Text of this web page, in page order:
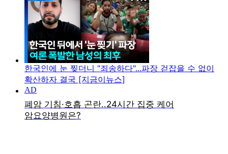
한국인에 눈 찢더니 "죄송하다"...파장 걷잡을 수 없이
확산하자 결국 [지금이뉴스]